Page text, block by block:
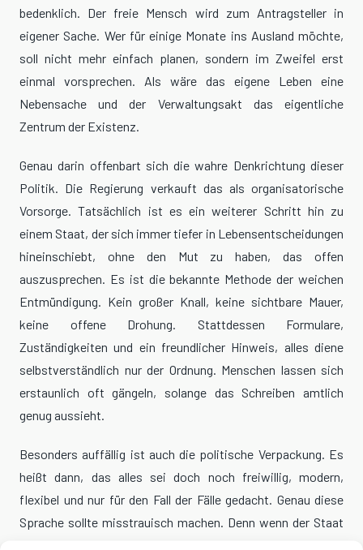
bedenklich. Der freie Mensch wird zum Antragsteller in
eigener Sache. Wer für einige Monate ins Ausland möchte,
soll nicht mehr einfach planen, sondern im Zweifel erst
einmal vorsprechen. Als wäre das eigene Leben eine
Nebensache und der Verwaltungsakt das eigentliche
Zentrum der Existenz.
Genau darin offenbart sich die wahre Denkrichtung dieser
Politik. Die Regierung verkauft das als organisatorische
Vorsorge. Tatsächlich ist es ein weiterer Schritt hin zu
einem Staat, der sich immer tiefer in Lebensentscheidungen
hineinschiebt, ohne den Mut zu haben, das offen
auszusprechen. Es ist die bekannte Methode der weichen
Entmündigung. Kein großer Knall, keine sichtbare Mauer,
keine offene Drohung. Stattdessen Formulare,
Zuständigkeiten und ein freundlicher Hinweis, alles diene
selbstverständlich nur der Ordnung. Menschen lassen sich
erstaunlich oft gängeln, solange das Schreiben amtlich
genug aussieht.
Besonders auffällig ist auch die politische Verpackung. Es
heißt dann, das alles sei doch noch freiwillig, modern,
flexibel und nur für den Fall der Fälle gedacht. Genau diese
Sprache sollte misstrauisch machen. Denn wenn der Staat